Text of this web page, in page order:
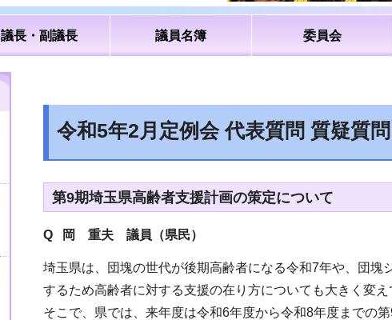
議長・副議長 議員名簿 委員会
令和5年2月定例会 代表質問 質疑質
第9期埼玉県高齢者支援計画の策定について
Q 岡 重夫 議員（県民）
埼玉県は、団塊の世代が後期高齢者になる令和7年や、団
するため高齢者に対する支援の在り方についても大きく変
そこで、県では、来年度は令和6年度から令和8年度までの